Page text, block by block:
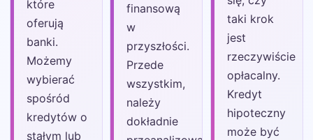
które
oferują
banki.
Możemy
wybierać
spośród
kredytów o
stałym lub
finansową
w
przyszłości.
Przede
wszystkim,
należy
dokładnie
taki krok
jest
rzeczywiście
opłacalny.
Kredyt
hipoteczny
może być